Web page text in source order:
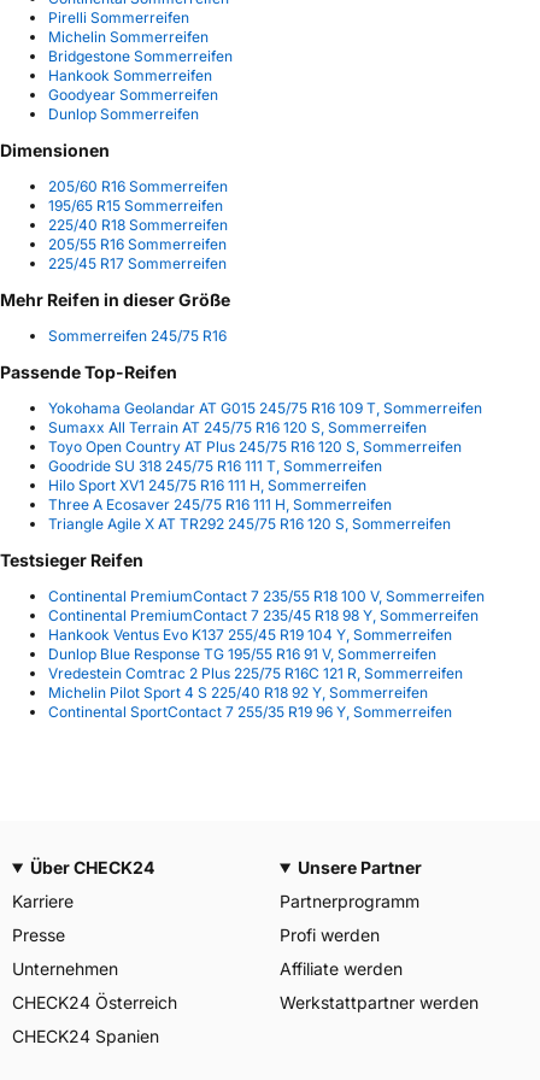
Pirelli Sommerreifen
Michelin Sommerreifen
Bridgestone Sommerreifen
Hankook Sommerreifen
Goodyear Sommerreifen
Dunlop Sommerreifen
Dimensionen
205/60 R16 Sommerreifen
195/65 R15 Sommerreifen
225/40 R18 Sommerreifen
205/55 R16 Sommerreifen
225/45 R17 Sommerreifen
Mehr Reifen in dieser Größe
Sommerreifen 245/75 R16
Passende Top-Reifen
Yokohama Geolandar AT G015 245/75 R16 109 T, Sommerreifen
Sumaxx All Terrain AT 245/75 R16 120 S, Sommerreifen
Toyo Open Country AT Plus 245/75 R16 120 S, Sommerreifen
Goodride SU 318 245/75 R16 111 T, Sommerreifen
Hilo Sport XV1 245/75 R16 111 H, Sommerreifen
Three A Ecosaver 245/75 R16 111 H, Sommerreifen
Triangle Agile X AT TR292 245/75 R16 120 S, Sommerreifen
Testsieger Reifen
Continental PremiumContact 7 235/55 R18 100 V, Sommerreifen
Continental PremiumContact 7 235/45 R18 98 Y, Sommerreifen
Hankook Ventus Evo K137 255/45 R19 104 Y, Sommerreifen
Dunlop Blue Response TG 195/55 R16 91 V, Sommerreifen
Vredestein Comtrac 2 Plus 225/75 R16C 121 R, Sommerreifen
Michelin Pilot Sport 4 S 225/40 R18 92 Y, Sommerreifen
Continental SportContact 7 255/35 R19 96 Y, Sommerreifen
Über CHECK24
Karriere
Presse
Unternehmen
CHECK24 Österreich
CHECK24 Spanien
Unsere Partner
Partnerprogramm
Profi werden
Affiliate werden
Werkstattpartner werden